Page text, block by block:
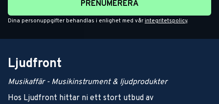
PRENUMERERA
Dina personuppgifter behandlas i enlighet med vår integritetspolicy.
Ljudfront
Musikaffär - Musikinstrument & ljudprodukter
Hos Ljudfront hittar ni ett stort utbud av